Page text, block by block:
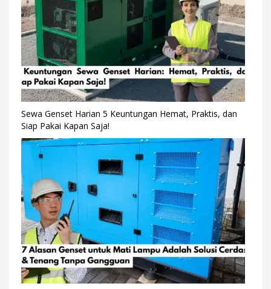
Sewa Genset Harian 5 Keuntungan Hemat, Praktis, dan
Siap Pakai Kapan Saja!